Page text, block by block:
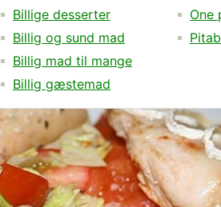
Billige desserter
Billig og sund mad
Billig mad til mange
Billig gæstemad
One